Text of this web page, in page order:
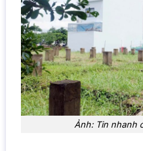
Ảnh: Tin nhanh